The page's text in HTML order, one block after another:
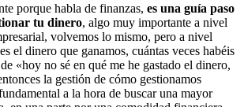
porque habla de finanzas, es una guía paso
tu dinero, algo muy importante a nivel
volvemos lo mismo, pero a nivel
el dinero que ganamos, cuántas veces habéis
«hoy no sé en qué me he gastado el dinero,
la gestión de cómo gestionamos
a la hora de buscar una mayor